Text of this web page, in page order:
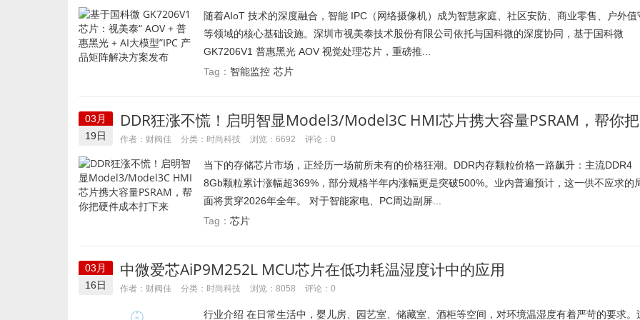
随着AIoT 技术的深度融合，智能 IPC（网络摄像机）成为智慧家庭、社区安防、商业零售、户外值
等领域的核心基础设施。深圳市视美泰技术股份有限公司依托与国科微的深度协同，基于国科微
GK7206V1 普惠黑光 AOV 视觉处理芯片，重磅推...
Tag： 智能监控 芯片
03月
19日
DDR狂涨不慌！启明智显Model3/Model3C HMI芯片携大容量PSRAM，帮你把
硬件成本打下来
作者：财阀佳 分类： 时尚科技 浏览：6692 评论：0
当下的存储芯片市场，正经历一场前所未有的价格狂潮。DDR内存颗粒价格一路飙升：主流DDR4
8Gb颗粒累计涨幅超369%，部分规格半年内涨幅更是突破500%。业内普遍预计，这一供不应求的
面将贯穿2026年全年。 对于智能家电、PC周边副屏...
Tag： 芯片
03月
16日
中微爱芯AiP9M252L MCU芯片在低功耗温湿度计中的应用
作者：财阀佳 分类： 时尚科技 浏览：8058 评论：0
行业介绍 在日常生活中，婴儿房、园艺室、储藏室、酒柜等空间，对环境温湿度有着严苛的要求。